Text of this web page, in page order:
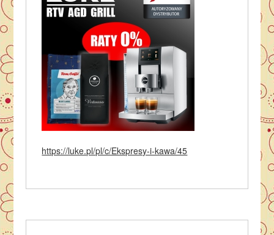
https://luke.pl/pl/c/Ekspresy-i-kawa/45